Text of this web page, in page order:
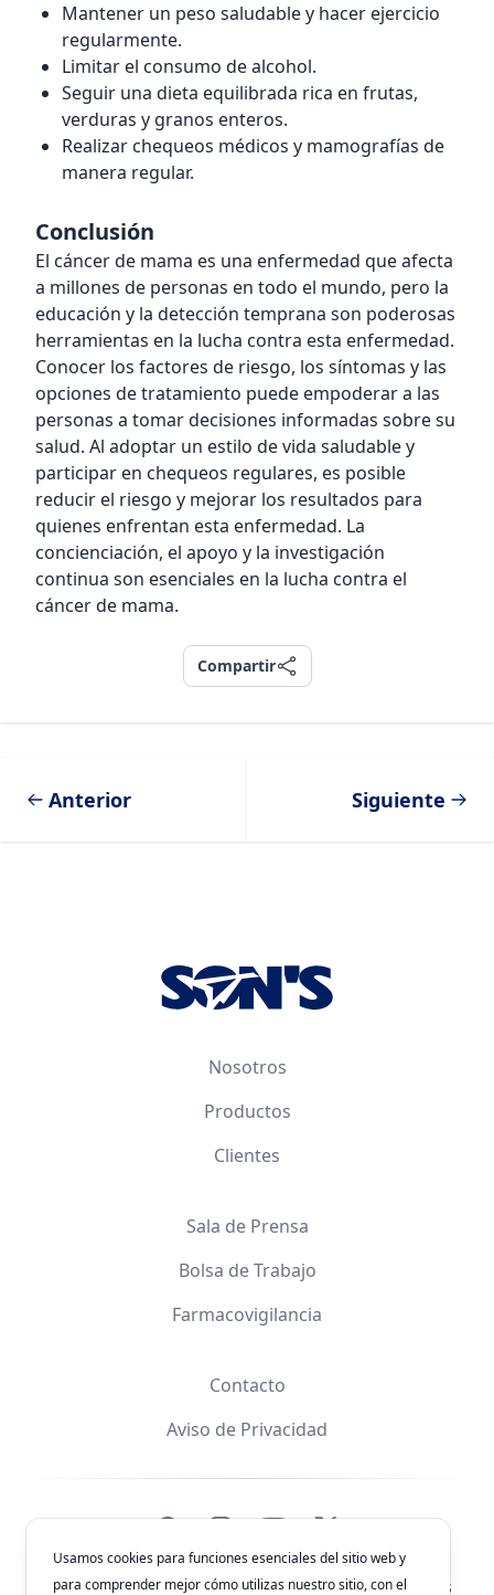
Mantener un peso saludable y hacer ejercicio
regularmente.
Limitar el consumo de alcohol.
Seguir una dieta equilibrada rica en frutas,
verduras y granos enteros.
Realizar chequeos médicos y mamografías de
manera regular.
Conclusión
El cáncer de mama es una enfermedad que afecta
a millones de personas en todo el mundo, pero la
educación y la detección temprana son poderosas
herramientas en la lucha contra esta enfermedad.
Conocer los factores de riesgo, los síntomas y las
opciones de tratamiento puede empoderar a las
personas a tomar decisiones informadas sobre su
salud. Al adoptar un estilo de vida saludable y
participar en chequeos regulares, es posible
reducir el riesgo y mejorar los resultados para
quienes enfrentan esta enfermedad. La
concienciación, el apoyo y la investigación
continua son esenciales en la lucha contra el
cáncer de mama.
Compartir
Compartir
Anterior Siguiente
Nosotros
Productos
Clientes
Sala de Prensa
Bolsa de Trabajo
Farmacovigilancia
Contacto
Aviso de Privacidad
FacebookInstagramYouTube
X
© 2026Laboratorios Química Son's. Todos los derechos
Usamos cookies para funciones esenciales del sitio web y
para comprender mejor cómo utilizas nuestro sitio, con el